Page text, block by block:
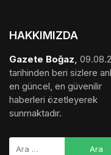
HAKKIMIZDA
Gazete Boğaz,
tarihinden beri sizlere
en güncel, en güvenilir
haberleri özetleyerek
sunmaktadır.